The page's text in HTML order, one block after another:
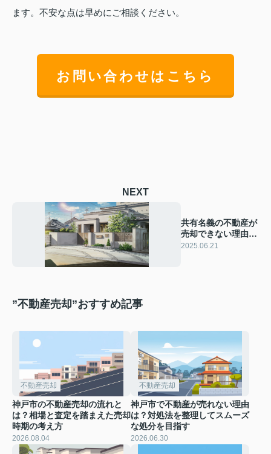
ます。不安な点は早めにご相談ください。
お問い合わせはこちら
NEXT
共有名義の不動産が
売却できない理由
は？円滑に進めるた
2025.06.21
”不動産売却”おすすめ記事
不動産売却
神戸市の不動産売却の流れと
は？相場と査定を踏まえた売却
時期の考え方
2026.08.04
不動産売却
神戸市で不動産が売れない理由
は？対処法を整理してスムーズ
な処分を目指す
2026.06.30